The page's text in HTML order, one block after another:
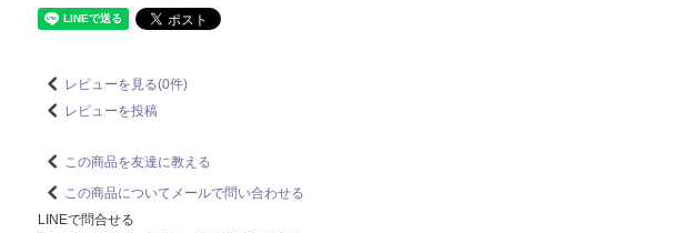
レビューを見る(0件)
レビューを投稿
この商品を友達に教える
この商品についてメールで問い合わせる
LINEで問合せる